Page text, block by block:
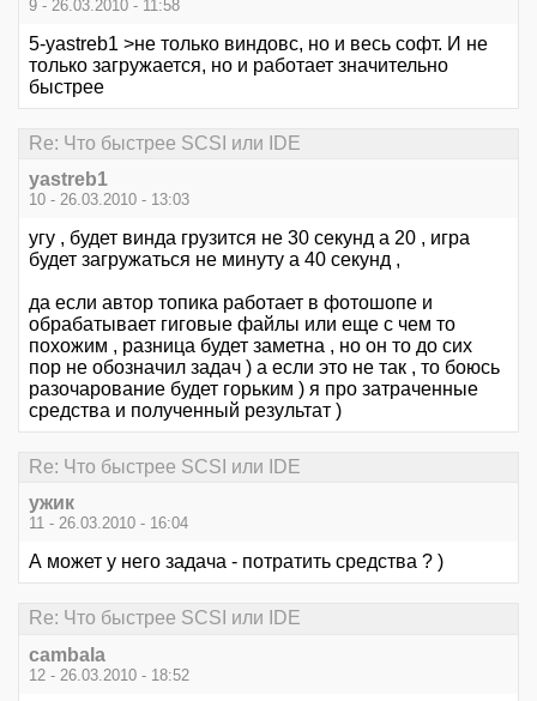
9 - 26.03.2010 - 11:58
5-yastreb1 >не только виндовс, но и весь софт. И не
только загружается, но и работает значительно
быстрее
Re: Что быстрее SCSI или IDE
yastreb1
10 - 26.03.2010 - 13:03
угу , будет винда грузится не 30 секунд а 20 , игра
будет загружаться не минуту а 40 секунд ,
да если автор топика работает в фотошопе и
обрабатывает гиговые файлы или еще с чем то
похожим , разница будет заметна , но он то до сих
пор не обозначил задач ) а если это не так , то боюсь
разочарование будет горьким ) я про затраченные
средства и полученный результат )
Re: Что быстрее SCSI или IDE
ужик
11 - 26.03.2010 - 16:04
А может у него задача - потратить средства ? )
Re: Что быстрее SCSI или IDE
cambala
12 - 26.03.2010 - 18:52